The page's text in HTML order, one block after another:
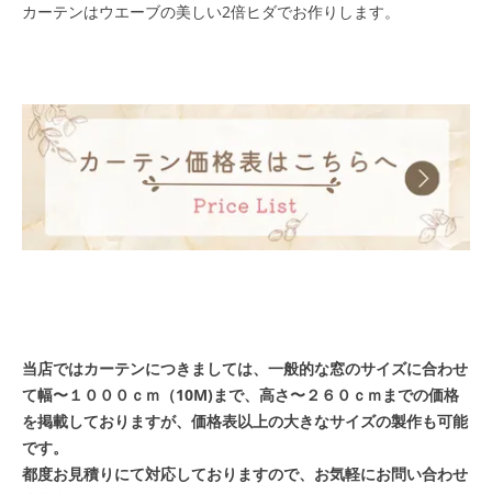
カーテンはウエーブの美しい2倍ヒダでお作りします。
当店ではカーテンにつきましては、一般的な窓のサイズに合わせ
て幅〜１０００ｃｍ（10M)まで、高さ〜２６０ｃｍまでの価格
を掲載しておりますが、価格表以上の大きなサイズの製作も可能
です。
都度お見積りにて対応しておりますので、お気軽にお問い合わせ